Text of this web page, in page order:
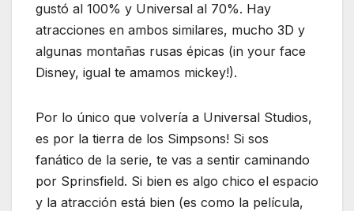
gustó al 100% y Universal al 70%. Hay
atracciones en ambos similares, mucho 3D y
algunas montañas rusas épicas (in your face
Disney, igual te amamos mickey!).
Por lo único que volvería a Universal Studios,
es por la tierra de los Simpsons! Si sos
fanático de la serie, te vas a sentir caminando
por Sprinsfield. Si bien es algo chico el espacio
y la atracción está bien (es como la película,